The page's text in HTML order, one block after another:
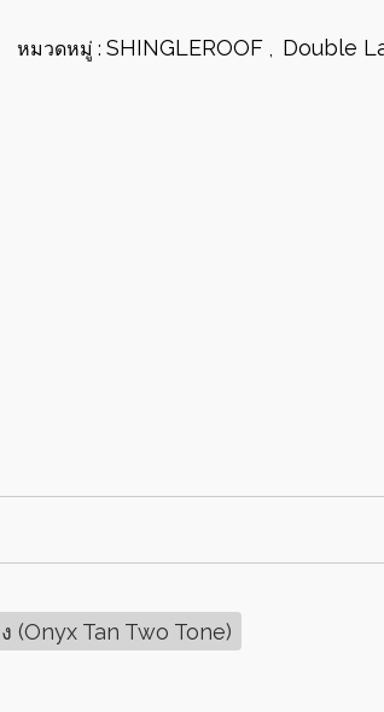
หมวดหมู่ : SHINGLEROOF Double
(Onyx Tan Two Tone)